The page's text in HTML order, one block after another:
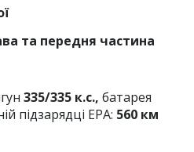
та передня частина
335/335 к.с.,батарея
підзарядці EPA: 560 км